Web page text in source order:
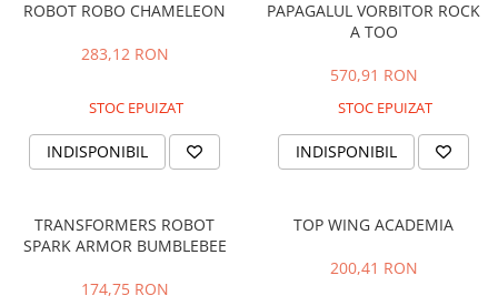
ROBOT ROBO CHAMELEON
283,12 RON
STOC EPUIZAT
INDISPONIBIL
PAPAGALUL VORBITOR ROCK
A TOO
570,91 RON
STOC EPUIZAT
INDISPONIBIL
TRANSFORMERS ROBOT
SPARK ARMOR BUMBLEBEE
174,75 RON
TOP WING ACADEMIA
200,41 RON